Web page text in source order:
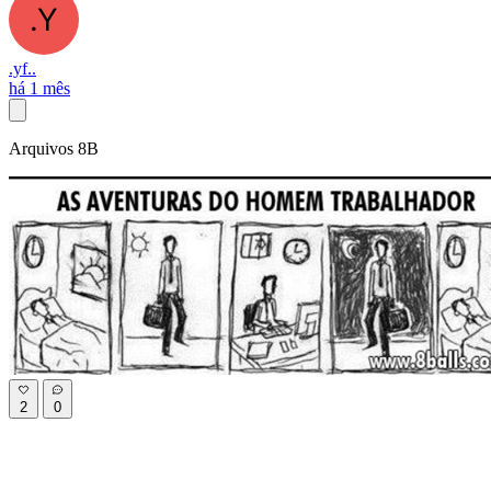
.yf..
há 1 mês
Arquivos 8B
2 0